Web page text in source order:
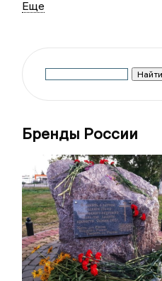
Бренды России